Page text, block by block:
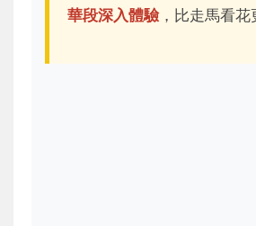
華段深入體驗，比走馬看花